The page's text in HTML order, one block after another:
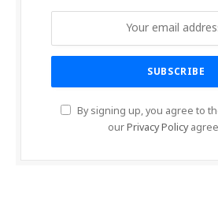
By signing up, you agree to
ourPrivacy Policy